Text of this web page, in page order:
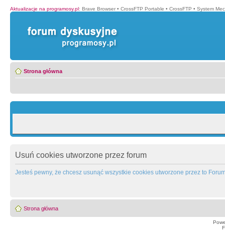
Aktualizacje na programosy.pl: Brave Browser • CrossFTP Portable • CrossFTP • System
Strona główna
Usuń cookies utworzone przez forum
Jesteś pewny, że chcesz usunąć wszystkie cookies utworzone przez to
Strona główna